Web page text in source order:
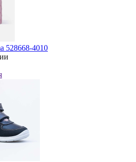
528668-4010